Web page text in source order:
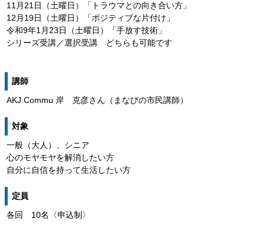
11月21日（土曜日）「トラウマとの向き合い方」
12月19日（土曜日）「ポジティブな片付け」
令和9年1月23日（土曜日）「手放す技術」
シリーズ受講／選択受講 どちらも可能です
講師
AKJ.Commu 岸 克彦さん（まなびの市民講師）
対象
一般（大人）、シニア
心のモヤモヤを解消したい方
自分に自信を持って生活したい方
定員
各回 10名〈申込制〉